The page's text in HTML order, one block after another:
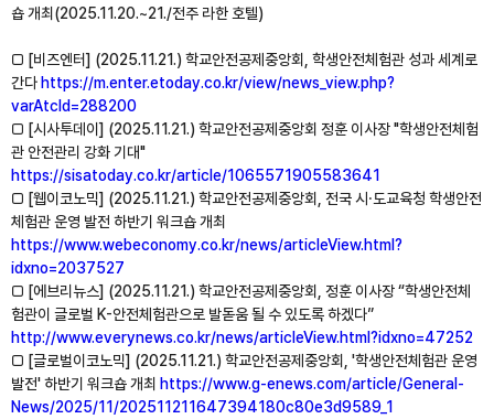
숍 개최(2025.11.20.~21./전주 라한 호텔)
□ [비즈엔터] (2025.11.21.) 학교안전공제중앙회, 학생안전체험관 성과 세계로
간다 https://m.enter.etoday.co.kr/view/news_view.php?
varAtcId=288200
□ [시사투데이] (2025.11.21.) 학교안전공제중앙회 정훈 이사장 "학생안전체험
관 안전관리 강화 기대"
https://sisatoday.co.kr/article/1065571905583641
□ [웹이코노믹] (2025.11.21.) 학교안전공제중앙회, 전국 시⸱도교육청 학생안전
체험관 운영 발전 하반기 워크숍 개최
https://www.webeconomy.co.kr/news/articleView.html?
idxno=2037527
□ [에브리뉴스] (2025.11.21.) 학교안전공제중앙회, 정훈 이사장 “학생안전체
험관이 글로벌 K-안전체험관으로 발돋움 될 수 있도록 하겠다”
http://www.everynews.co.kr/news/articleView.html?idxno=47252
□ [글로벌이코노믹] (2025.11.21.) 학교안전공제중앙회, '학생안전체험관 운영
발전' 하반기 워크숍 개최 https://www.g-enews.com/article/General-
News/2025/11/202511211647394180c80e3d9589_1